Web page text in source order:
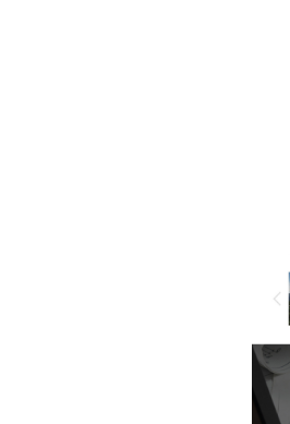
传统市场竞争激烈，互联网上仍潜
开拓广阔的互联网空间，您需要的